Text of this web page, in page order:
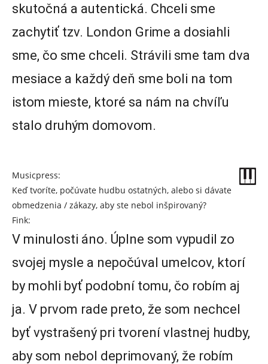
skutočná a autentická. Chceli sme
zachytiť tzv. London Grime a dosiahli
sme, čo sme chceli. Strávili sme tam dva
mesiace a každý deň sme boli na tom
istom mieste, ktoré sa nám na chvíľu
stalo druhým domovom.
Musicpress:
Keď tvoríte, počúvate hudbu ostatných, alebo si dávate
obmedzenia / zákazy, aby ste nebol inšpirovaný?
Fink:
V minulosti áno. Úplne som vypudil zo
svojej mysle a nepočúval umelcov, ktorí
by mohli byť podobní tomu, čo robím aj
ja. V prvom rade preto, že som nechcel
byť vystrašený pri tvorení vlastnej hudby,
aby som nebol deprimovaný, že robím